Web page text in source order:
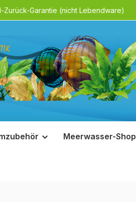
Zurück-Garantie (nicht Lebendware)
Meerwasser-Shop